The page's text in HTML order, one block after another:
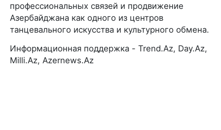
профессиональных связей и продвижение
Азербайджана как одного из центров
танцевального искусства и культурного обмена.
Информационная поддержка - Trend.Az, Day.Az,
Milli.Az, Azernews.Az